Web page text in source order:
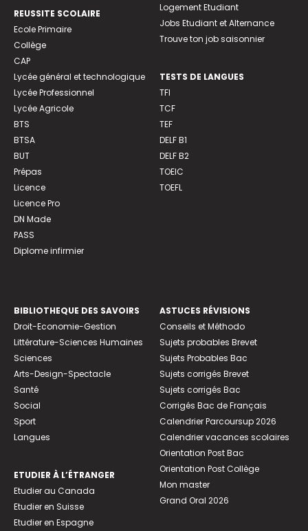
REUSSITE SCOLAIRE
Ecole Primaire
Collège
CAP
Lycée général et technologique
Lycée Professionnel
Lycée Agricole
BTS
BTSA
BUT
Prépas
Licence
Licence Pro
DN Made
PASS
Diplome infirmier
Logement Etudiant
Jobs Etudiant et Alternance
Trouve ton job saisonnier
TESTS DE LANGUES
TFI
TCF
TEF
DELF B1
DELF B2
TOEIC
TOEFL
BIBLIOTHEQUE DES SAVOIRS
Droit-Economie-Gestion
Littérature-Sciences Humaines
Sciences
Arts-Design-Spectacle
Santé
Social
Sport
Langues
ETUDIER À L’ÉTRANGER
Etudier au Canada
Etudier en Suisse
Etudier en Espagne
ASTUCES RÉVISIONS
Conseils et Méthodo
Sujets probables Brevet
Sujets Probables Bac
Sujets corrigés Brevet
Sujets corrigés Bac
Corrigés Bac de Français
Calendrier Parcoursup 2026
Calendrier vacances scolaires
Orientation Post Bac
Orientation Post Collège
Mon master
Grand Oral 2026